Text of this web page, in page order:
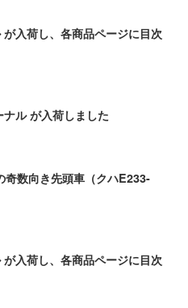
入荷し、各商品ページに目次
ル が入荷しました
数向き先頭車（クハE233-
入荷し、各商品ページに目次